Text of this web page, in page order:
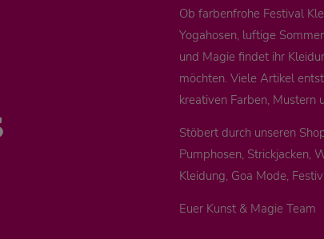
Ob farbenfrohe Festival
Yogahosen, luftige
und Magie findet ihr
möchten. Viele Artikel
kreativen Farben, Mustern
Stöbert durch unseren
Pumphosen, Strickjacken,
Kleidung, Goa Mode,
Euer Kunst & Magie Team